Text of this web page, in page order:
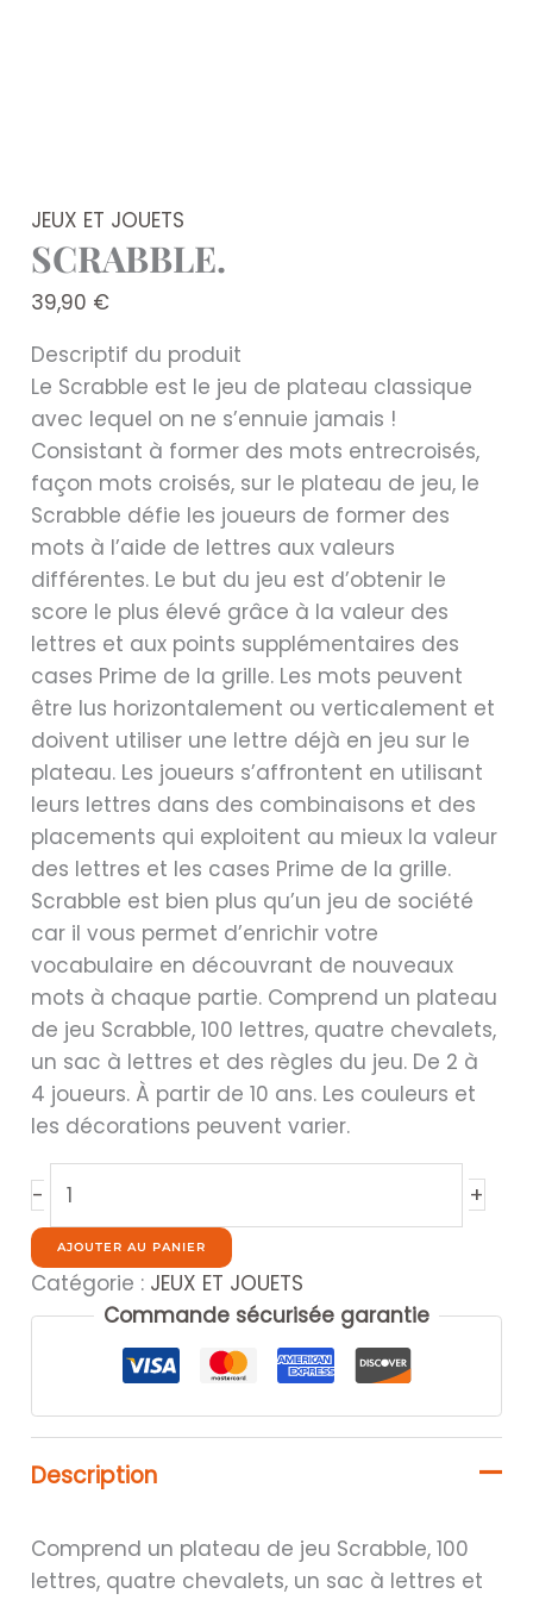
JEUX ET JOUETS
SCRABBLE.
39,90 €
Descriptif du produit
Le Scrabble est le jeu de plateau classique
avec lequel on ne s’ennuie jamais !
Consistant à former des mots entrecroisés,
façon mots croisés, sur le plateau de jeu, le
Scrabble défie les joueurs de former des
mots à l’aide de lettres aux valeurs
différentes. Le but du jeu est d’obtenir le
score le plus élevé grâce à la valeur des
lettres et aux points supplémentaires des
cases Prime de la grille. Les mots peuvent
être lus horizontalement ou verticalement et
doivent utiliser une lettre déjà en jeu sur le
plateau. Les joueurs s’affrontent en utilisant
leurs lettres dans des combinaisons et des
placements qui exploitent au mieux la valeur
des lettres et les cases Prime de la grille.
Scrabble est bien plus qu’un jeu de société
car il vous permet d’enrichir votre
vocabulaire en découvrant de nouveaux
mots à chaque partie. Comprend un plateau
de jeu Scrabble, 100 lettres, quatre chevalets,
un sac à lettres et des règles du jeu. De 2 à
4 joueurs. À partir de 10 ans. Les couleurs et
les décorations peuvent varier.
-
de
SCRABBLE.
+
AJOUTER AU PANIER
Catégorie : JEUX ET JOUETS
Commande sécurisée garantie
Description
Comprend un plateau de jeu Scrabble, 100
lettres, quatre chevalets, un sac à lettres et